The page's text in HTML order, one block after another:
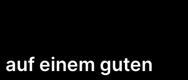
einem guten